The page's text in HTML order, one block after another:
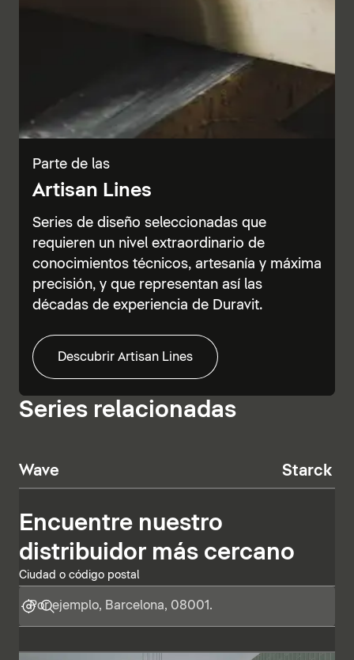
Parte de las
Artisan Lines
Series de diseño seleccionadas que
requieren un nivel extraordinario de
conocimientos técnicos, artesanía y máxima
precisión, y que representan así las
décadas de experiencia de Duravit.
Descubrir Artisan Lines
Series relacionadas
Wave Starck T
Encuentre nuestro
distribuidor más cercano
Ciudad o código postal